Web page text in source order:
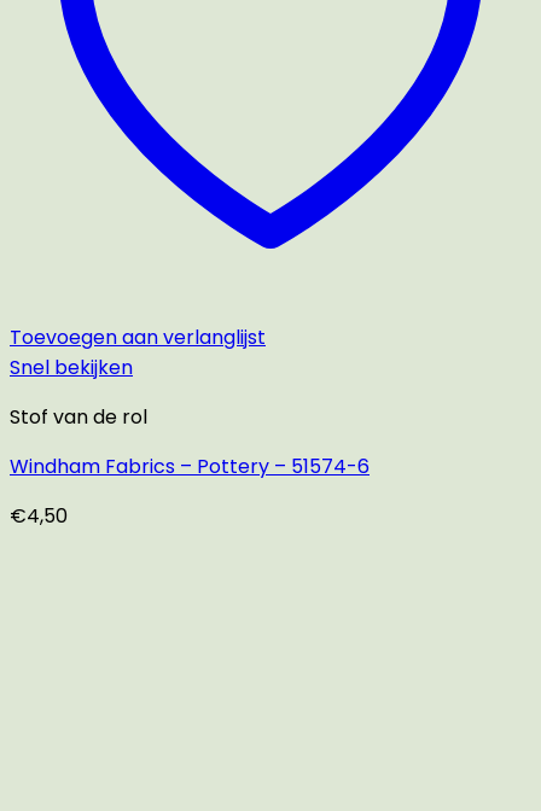
Toevoegen aan verlanglijst
Snel bekijken
Stof van de rol
Windham Fabrics – Pottery – 51574-6
€4,50